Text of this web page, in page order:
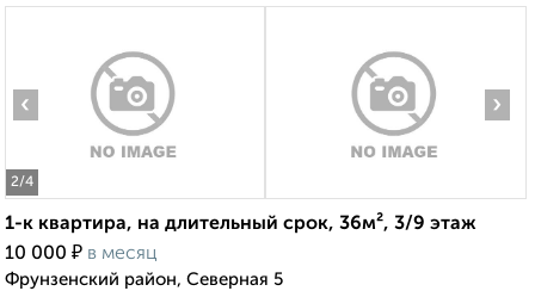
2/4
‹ ›
1-к квартира, на длительный срок, 36м², 3/9 этаж
10 000 ₽ в месяц
Фрунзенский район, Северная 5